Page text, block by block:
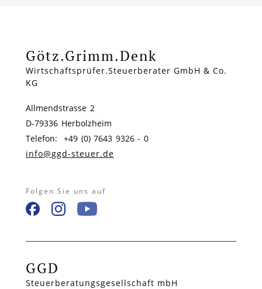
Götz.Grimm.Denk
Wirtschaftsprüfer.Steuerberater GmbH & Co.
KG
Allmendstrasse 2
D-79336 Herbolzheim
Telefon: +49 (0) 7643 9326 - 0
info@ggd-steuer.de
Folgen Sie uns auf
GGD
Steuerberatungsgesellschaft mbH